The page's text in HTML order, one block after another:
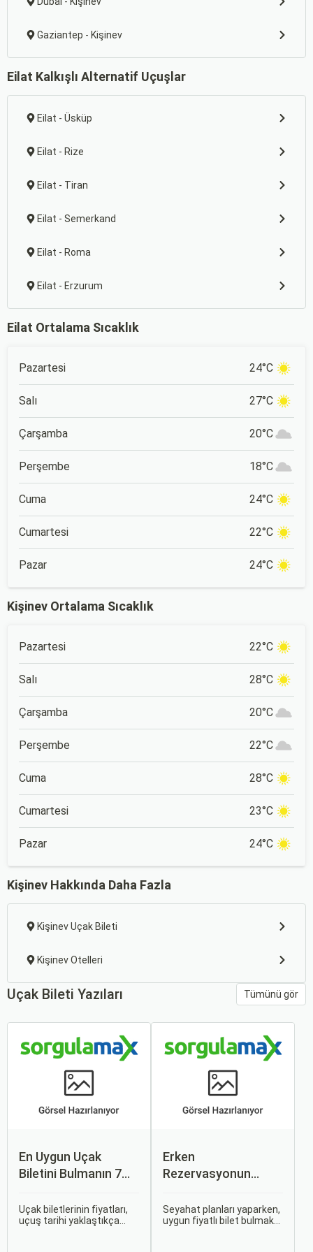
Gaziantep - Kişinev
Eilat Kalkışlı Alternatif Uçuşlar
Eilat - Üsküp
Eilat - Rize
Eilat - Tiran
Eilat - Semerkand
Eilat - Roma
Eilat - Erzurum
Eilat Ortalama Sıcaklık
Pazartesi 24°C
Salı 27°C
Çarşamba 20°C
Perşembe 18°C
Cuma 24°C
Cumartesi 22°C
Pazar 24°C
Kişinev Ortalama Sıcaklık
Pazartesi 22°C
Salı 28°C
Çarşamba 20°C
Perşembe 22°C
Cuma 28°C
Cumartesi 23°C
Pazar 24°C
Kişinev Hakkında Daha Fazla
Kişinev Uçak Bileti
Kişinev Otelleri
Uçak Bileti Yazıları Tümünü gör
En Uygun Uçak
Biletini Bulmanın 7
Uçak biletlerinin fiyatları,
uçuş tarihi yaklaştıkça
Erken
Rezervasyonun
Otobüs Bileti Satın
Alma İpuçları
Seyahat planları yaparken,
uygun fiyatlı bilet bulmak